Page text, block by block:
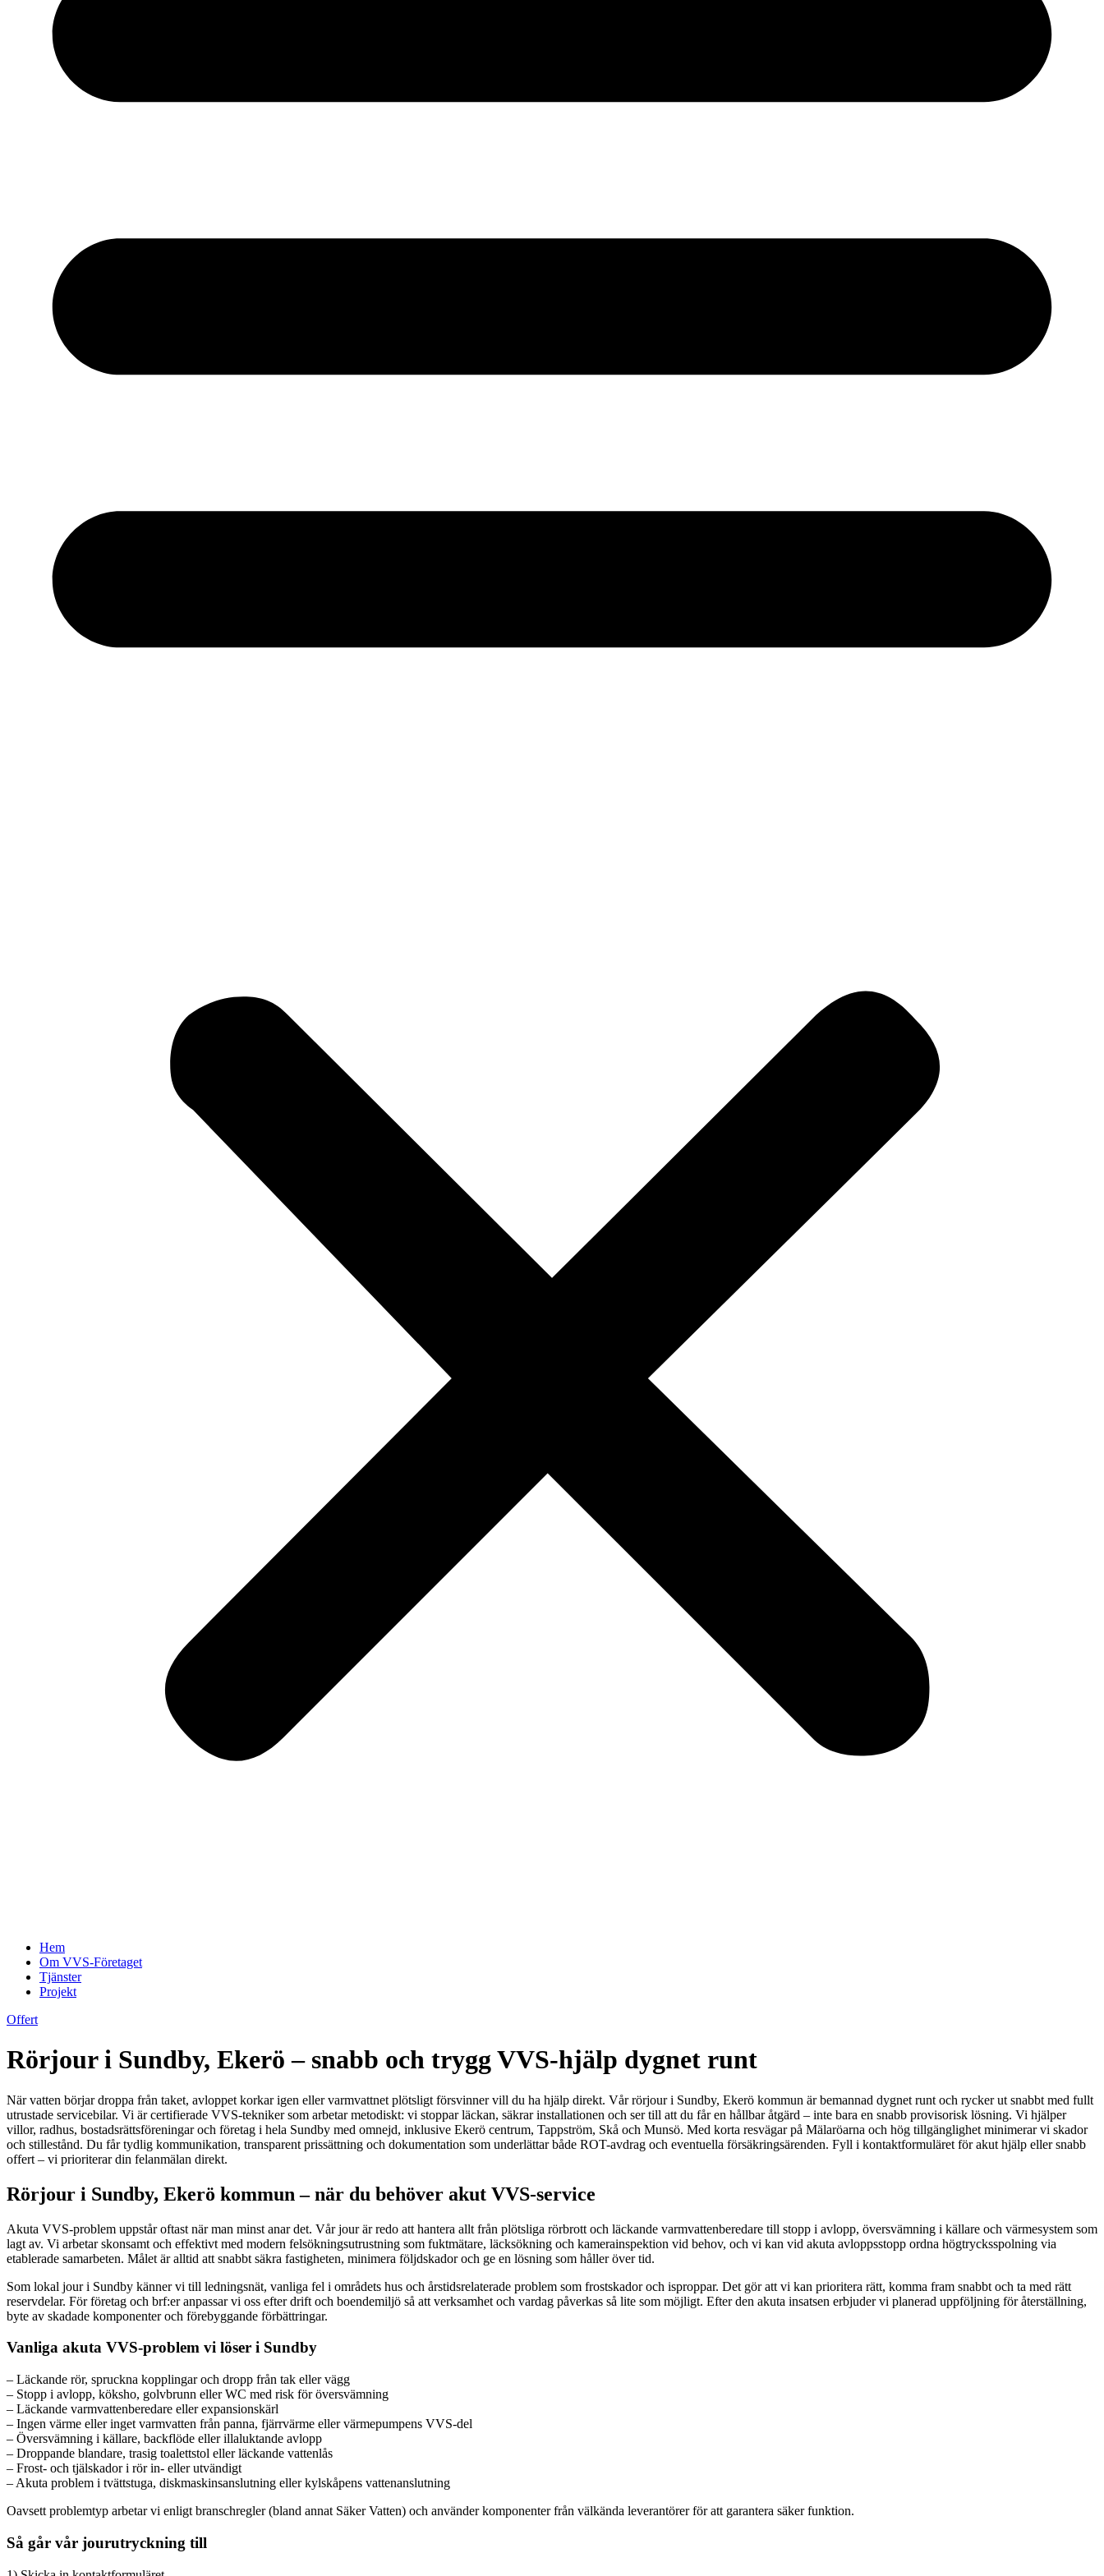
Hem
Om VVS-Företaget
Tjänster
Projekt
Offert
Rörjour i Sundby, Ekerö – snabb och trygg VVS-hjälp dygnet runt
När vatten börjar droppa från taket, avloppet korkar igen eller varmvattnet plötsligt försvinner vill du ha hjälp direkt. Vår rörjour i Sundby, Ekerö kommun är bemannad dygnet runt och rycker ut snabbt med fullt
utrustade servicebilar. Vi är certifierade VVS-tekniker som arbetar metodiskt: vi stoppar läckan, säkrar installationen och ser till att du får en hållbar åtgärd – inte bara en snabb provisorisk lösning. Vi hjälper
villor, radhus, bostadsrättsföreningar och företag i hela Sundby med omnejd, inklusive Ekerö centrum, Tappström, Skå och Munsö. Med korta resvägar på Mälaröarna och hög tillgänglighet minimerar vi skador
och stillestånd. Du får tydlig kommunikation, transparent prissättning och dokumentation som underlättar både ROT-avdrag och eventuella försäkringsärenden. Fyll i kontaktformuläret för akut hjälp eller snabb
offert – vi prioriterar din felanmälan direkt.
Rörjour i Sundby, Ekerö kommun – när du behöver akut VVS-service
Akuta VVS-problem uppstår oftast när man minst anar det. Vår jour är redo att hantera allt från plötsliga rörbrott och läckande varmvattenberedare till stopp i avlopp, översvämning i källare och värmesystem som
lagt av. Vi arbetar skonsamt och effektivt med modern felsökningsutrustning som fuktmätare, läcksökning och kamerainspektion vid behov, och vi kan vid akuta avloppsstopp ordna högtrycksspolning via
etablerade samarbeten. Målet är alltid att snabbt säkra fastigheten, minimera följdskador och ge en lösning som håller över tid.
Som lokal jour i Sundby känner vi till ledningsnät, vanliga fel i områdets hus och årstidsrelaterade problem som frostskador och isproppar. Det gör att vi kan prioritera rätt, komma fram snabbt och ta med rätt
reservdelar. För företag och brf:er anpassar vi oss efter drift och boendemiljö så att verksamhet och vardag påverkas så lite som möjligt. Efter den akuta insatsen erbjuder vi planerad uppföljning för återställning,
byte av skadade komponenter och förebyggande förbättringar.
Vanliga akuta VVS-problem vi löser i Sundby
– Läckande rör, spruckna kopplingar och dropp från tak eller vägg
– Stopp i avlopp, köksho, golvbrunn eller WC med risk för översvämning
– Läckande varmvattenberedare eller expansionskärl
– Ingen värme eller inget varmvatten från panna, fjärrvärme eller värmepumpens VVS-del
– Översvämning i källare, backflöde eller illaluktande avlopp
– Droppande blandare, trasig toalettstol eller läckande vattenlås
– Frost- och tjälskador i rör in- eller utvändigt
– Akuta problem i tvättstuga, diskmaskinsanslutning eller kylskåpens vattenanslutning
Oavsett problemtyp arbetar vi enligt branschregler (bland annat Säker Vatten) och använder komponenter från välkända leverantörer för att garantera säker funktion.
Så går vår jourutryckning till